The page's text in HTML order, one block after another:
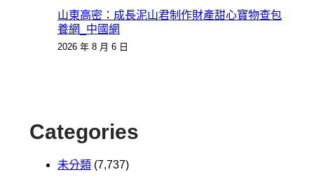
山東高密：成長泥山君制作財產甜心寶物查包
養網_中國網
2026 年 8 月 6 日
Categories
未分類 (7,737)